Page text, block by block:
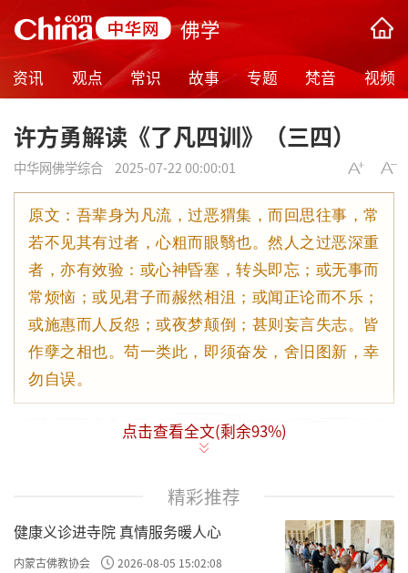
佛学
资讯 观点 常识 故事 专题 梵音 视频
许方勇解读《了凡四训》（三四）
中华网佛学综合 2025-07-22 00:00:01
原文：吾辈身为凡流，过恶猬集，而回思往事，常
若不见其有过者，心粗而眼翳也。然人之过恶深重
者，亦有效验：或心神昏塞，转头即忘；或无事而
常烦恼；或见君子而赧然相沮；或闻正论而不乐；
或施惠而人反怨；或夜梦颠倒；甚则妄言失志。皆
作孽之相也。苟一类此，即须奋发，舍旧图新，幸
勿自误。
，我们都是凡人。
有过者，心粗而眼翳也，但不觉得自己有
自己哪有过错呀？自己是个好人，不可能有罪的。 心
粗而眼翳，不明心，眼睛也没睁开，眼睛被遮挡了。
点击查看全文(剩余93%)
精彩推荐
健康义诊进寺院 真情服务暖人心
内蒙古佛教协会 2026-08-05 15:02:08